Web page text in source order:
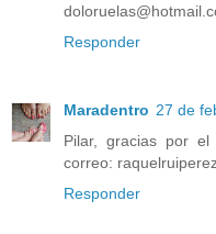
Responder
Maradentro 27 de
Pilar, gracias por
correo:
Responder